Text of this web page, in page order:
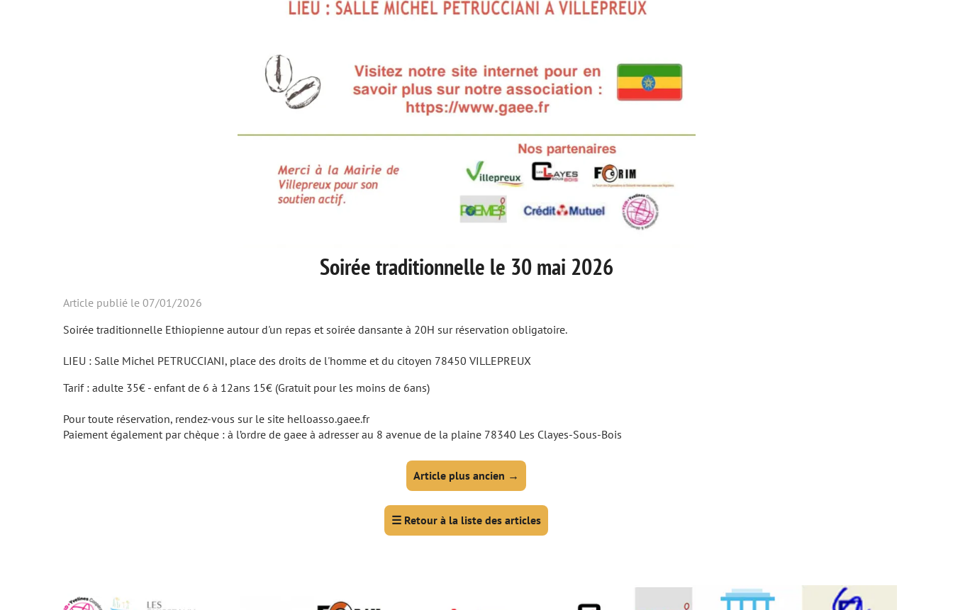
Soirée traditionnelle le 30 mai 2026
Article publié le 07/01/2026
Soirée traditionnelle Ethiopienne autour d'un repas et soirée dansante à 20H sur réservation obligatoire.
LIEU : Salle Michel PETRUCCIANI, place des droits de l'homme et du citoyen 78450 VILLEPREUX
Tarif : adulte 35€ - enfant de 6 à 12ans 15€ (Gratuit pour les moins de 6ans)
Pour toute réservation, rendez-vous sur le site helloasso.gaee.fr
Paiement également par chèque : à l’ordre de gaee à adresser au 8 avenue de la plaine 78340 Les Clayes-Sous-Bois
Article plus ancien →
☰ Retour à la liste des articles